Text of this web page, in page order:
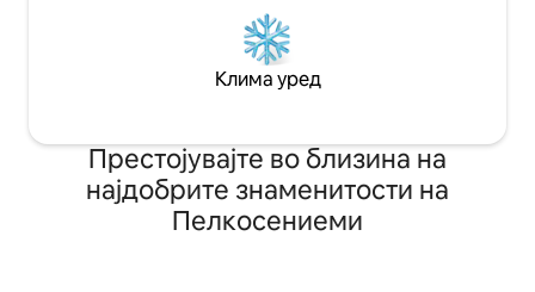
Клима уред
Престојувајте во близина на
најдобрите знаменитости на
Пелкосениеми